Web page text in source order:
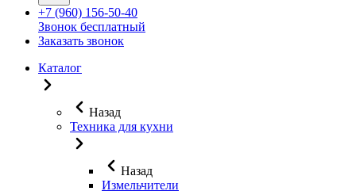
+7 (960) 156-50-40
Звонок бесплатный
Заказать звонок
Каталог
Назад
Техника для кухни
Назад
Измельчители